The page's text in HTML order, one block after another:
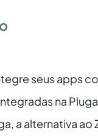
seus apps
na Pluga
a alternativa ao